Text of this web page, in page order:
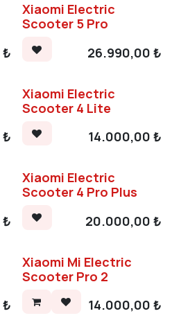
₺
Xiaomi Electric
Scooter 5 Pro
26.990,00 ₺
₺
Xiaomi Electric
Scooter 4 Lite
14.000,00 ₺
₺
Xiaomi Electric
Scooter 4 Pro Plus
20.000,00 ₺
₺
Xiaomi Mi Electric
Scooter Pro 2
14.000,00 ₺